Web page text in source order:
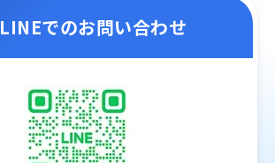
LINEでのお問い合わせ